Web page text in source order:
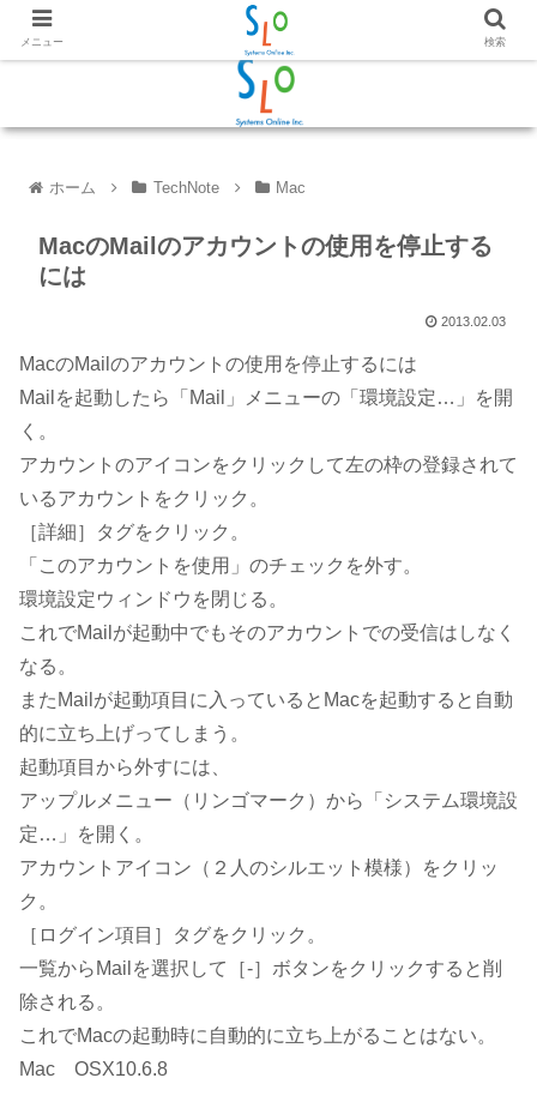
ホーム TechNote Mac
MacのMailのアカウントの使用を停止する
には
2013.02.03
MacのMailのアカウントの使用を停止するには
Mailを起動したら「Mail」メニューの「環境設定…」を開
く。
アカウントのアイコンをクリックして左の枠の登録されて
いるアカウントをクリック。
［詳細］タグをクリック。
「このアカウントを使用」のチェックを外す。
環境設定ウィンドウを閉じる。
これでMailが起動中でもそのアカウントでの受信はしなく
なる。
またMailが起動項目に入っているとMacを起動すると自動
的に立ち上げってしまう。
起動項目から外すには、
アップルメニュー（リンゴマーク）から「システム環境設
定…」を開く。
アカウントアイコン（２人のシルエット模様）をクリッ
ク。
［ログイン項目］タグをクリック。
一覧からMailを選択して［-］ボタンをクリックすると削
除される。
これでMacの起動時に自動的に立ち上がることはない。
Mac OSX10.6.8
メニュー 検索